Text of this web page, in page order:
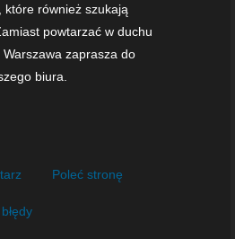
które również szukają
powtarzać w duchu
zaprasza do
biura.
Poleć stronę